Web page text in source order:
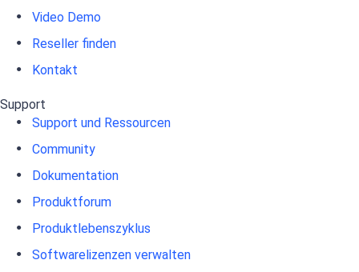
Video Demo
Reseller finden
Kontakt
Support
Support und Ressourcen
Community
Dokumentation
Produktforum
Produktlebenszyklus
Softwarelizenzen verwalten